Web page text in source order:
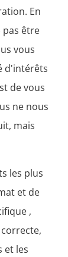
En
pas être
vous
d'intérêts
de vous
ne nous
mais
les plus
et de
,
et les